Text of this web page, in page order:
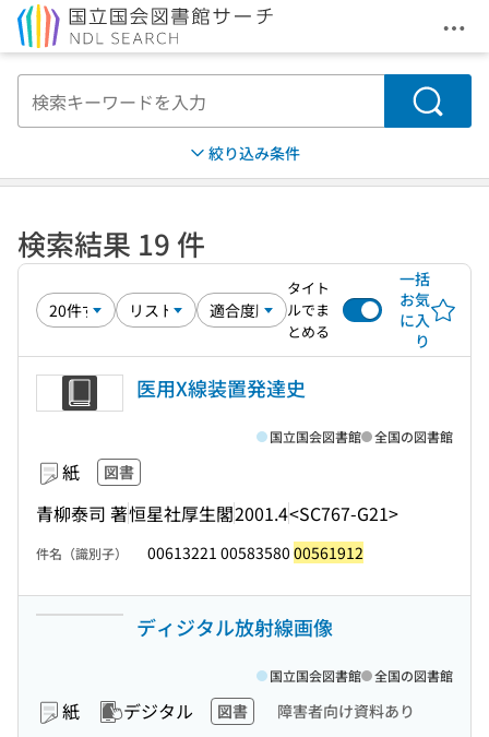
メ
検索
絞り込み条件
検索結果 19 件
タイト
ルでま
とめる
一括
お気
に入
り
医用X線装置発達史
紙 図書
青柳泰司 著恒星社厚生閣2001.4<SC767-G21>
国立国会図書館 全国の図書館
件名（識別子） 00613221 00583580 00561912
ディジタル放射線画像
紙 デジタル 図書 障害者向け資料あり
国立国会図書館 全国の図書館